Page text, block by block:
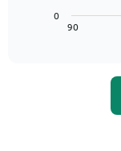
Wochentage
anzeigt.
zeigt,
90
0